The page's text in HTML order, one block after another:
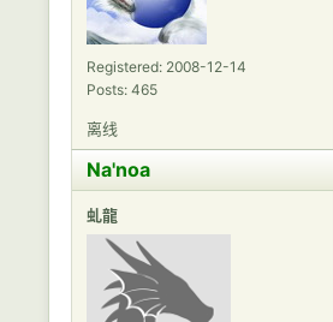
Registered: 2008-12-14
Posts: 465
离线
Na'noa
虬龍